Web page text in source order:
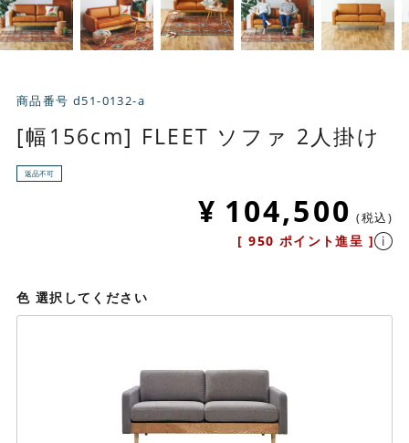
商品番号 d51-0132-a
[幅156cm] FLEET ソファ 2人掛け
返品不可
¥ 104,500 税込
[ 950 ポイント進呈 ]
色 選択してください